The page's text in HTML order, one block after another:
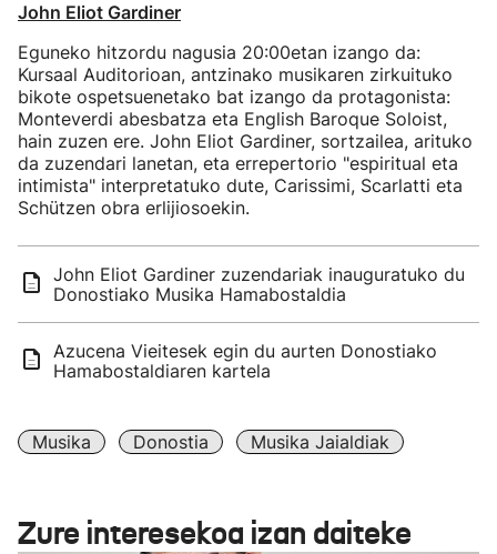
John Eliot Gardiner
Eguneko hitzordu nagusia 20:00etan izango da:
Kursaal Auditorioan, antzinako musikaren zirkuituko
bikote ospetsuenetako bat izango da protagonista:
Monteverdi abesbatza eta English Baroque Soloist,
hain zuzen ere. John Eliot Gardiner, sortzailea, arituko
da zuzendari lanetan, eta errepertorio "espiritual eta
intimista" interpretatuko dute, Carissimi, Scarlatti eta
Schützen obra erlijiosoekin.
John Eliot Gardiner zuzendariak inauguratuko du
Donostiako Musika Hamabostaldia
Azucena Vieitesek egin du aurten Donostiako
Hamabostaldiaren kartela
Musika Donostia Musika Jaialdiak
Zure interesekoa izan daiteke